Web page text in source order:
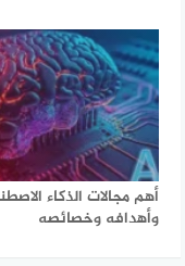
أهم مجالات الذكاء
وأهدافه وخصائصه